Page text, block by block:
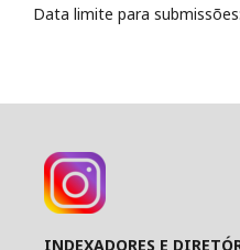
Data limite para submissões:
INDEXADORES E